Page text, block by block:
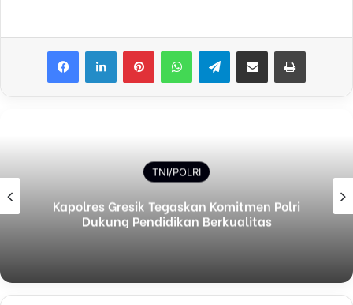
Telegram
TNI/POLRI
Kapolres Gresik Tegaskan Komitmen Polri
Dukung Pendidikan Berkualitas